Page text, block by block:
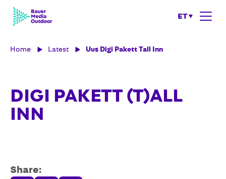
ET
Home Latest Uus Digi Pakett Tall Inn
DIGI PAKETT (T)ALL
INN
Share: